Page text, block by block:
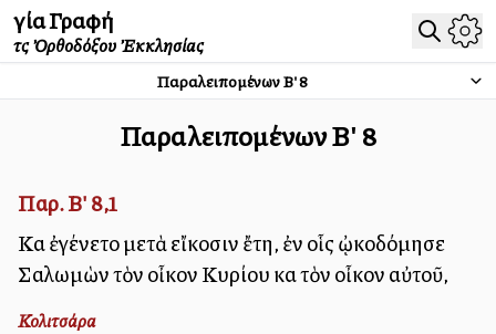
Ἁγία Γραφή
τῆς Ὀρθοδόξου Ἐκκλησίας
Παραλειπομένων Β'8
Παραλειπομένων Β' 8
Παρ. Β' 8,1
Καὶ ἐγένετο μετὰ εἴκοσιν ἔτη, ἐν οἷς ᾠκοδόμησε
Σαλωμὼν τὸν οἶκον Κυρίου καὶ τὸν οἶκον αὐτοῦ,
Κολιτσάρα